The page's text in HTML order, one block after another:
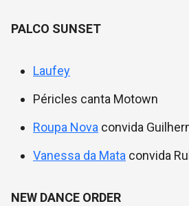
PALCO SUNSET
Laufey
Péricles canta Motown
Roupa Nova convida
Vanessa da Mata convida
NEW DANCE ORDER